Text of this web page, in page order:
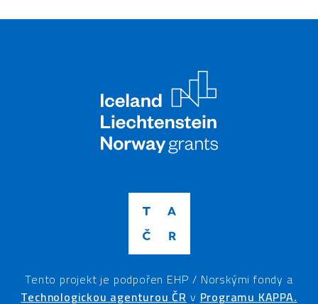
Tento projekt je podpořen EHP / Norskými fondy a
Technologickou agenturou ČRvProgramu KAPPA.